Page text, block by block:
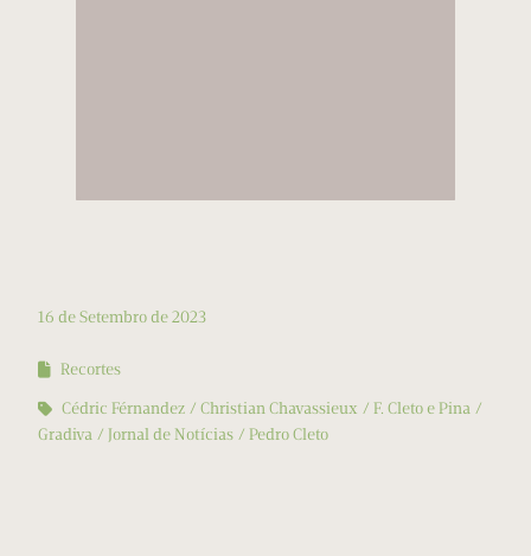
16 de Setembro de 2023
Recortes
Cédric Férnandez
Christian Chavassieux
F. Cleto e Pina
Gradiva
Jornal de Notícias Pedro Cleto